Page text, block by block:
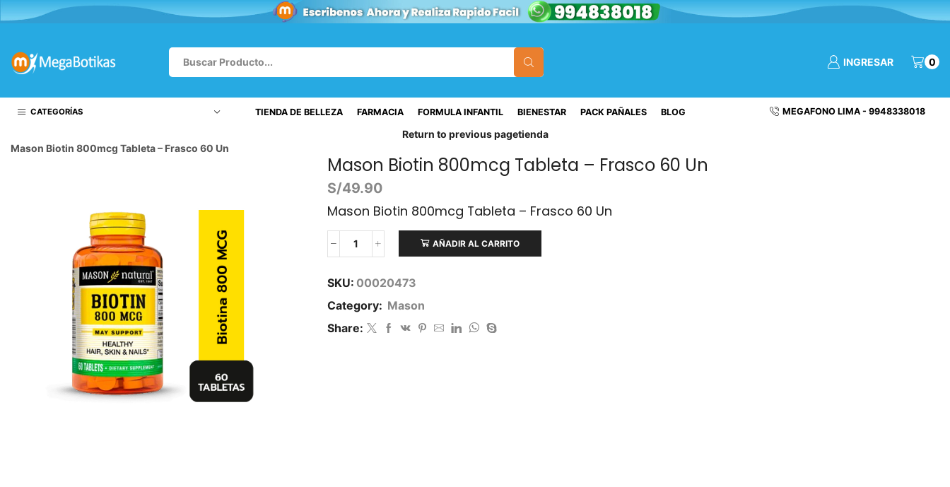
INGRESAR 0
CATEGORÍAS TIENDA DE BELLEZA FARMACIA FORMULA INFANTIL BIENESTAR PACK PAÑALES BLOG MEGAFONO LIMA - 9948338018
Return to previous pagetienda
Mason Biotin 800mcg Tableta – Frasco 60 Un
Mason Biotin 800mcg Tableta – Frasco 60 Un
S/49.90
Mason Biotin 800mcg Tableta – Frasco 60 Un
AÑADIR AL CARRITO
SKU: 00020473
Category: Mason
Share: